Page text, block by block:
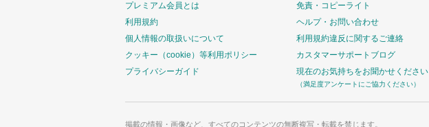
プレミアム会員とは
利用規約
個人情報の取扱いについて
クッキー（cookie）等利用ポリシー
プライバシーガイド
免責・コピーライト
ヘルプ・お問い合わせ
利用規約違反に関するご連絡
カスタマーサポートブログ
現在のお気持ちをお聞かせください
（満足度アンケートにご協力ください）
掲載の情報・画像など、すべてのコンテンツの無断複写・転載を禁じます。